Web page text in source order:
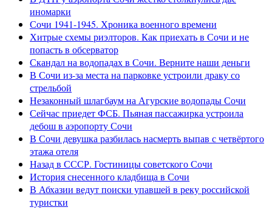
иномарки
Сочи 1941-1945. Хроника военного времени
Хитрые схемы риэлторов. Как приехать в Сочи и не
попасть в обсерватор
Скандал на водопадах в Сочи. Верните наши деньги
В Сочи из-за места на парковке устроили драку со
стрельбой
Незаконный шлагбаум на Агурские водопады Сочи
Сейчас приедет ФСБ. Пьяная пассажирка устроила
дебош в аэропорту Сочи
В Сочи девушка разбилась насмерть выпав с четвёртого
этажа отеля
Назад в СССР. Гостиницы советского Сочи
История снесенного кладбища в Сочи
В Абхазии ведут поиски упавшей в реку российской
туристки